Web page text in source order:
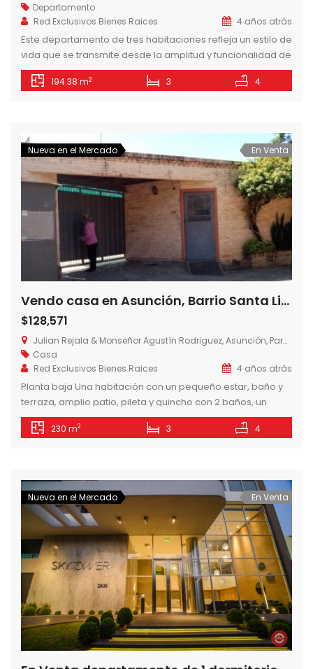
Departamento
Red Exclusivos Bienes Raices
4 años atrás
Este departamento de tres habitaciones refleja un estilo de
vida que se transmite desde la amplitud y funcionalidad de
sus espacios. La habitación master cuenta con su propio
vestidor, mientras que las junior cuentan con placares
194.38 m2 3 4
Nueva en el Mercado En Venta
Vendo casa en Asunción, Barrio Santa Librada, Asunción-Paraguay
$128,571
Julian Rejala & Monseñor Agustín Rodriguez, Asunción, Paraguay
Casa
Red Exclusivos Bienes Raices
4 años atrás
Planta baja Una habitación con un pequeño estar, baño y
terraza, amplio patio, pileta y quincho con 2 baños, un
vestidor y depósito. Planta alta Estar, cocina, comedor, dos
dormitorios y un baño, amplia terraza Precio de Venta:
230 m2 3 4
Nueva en el Mercado En Venta